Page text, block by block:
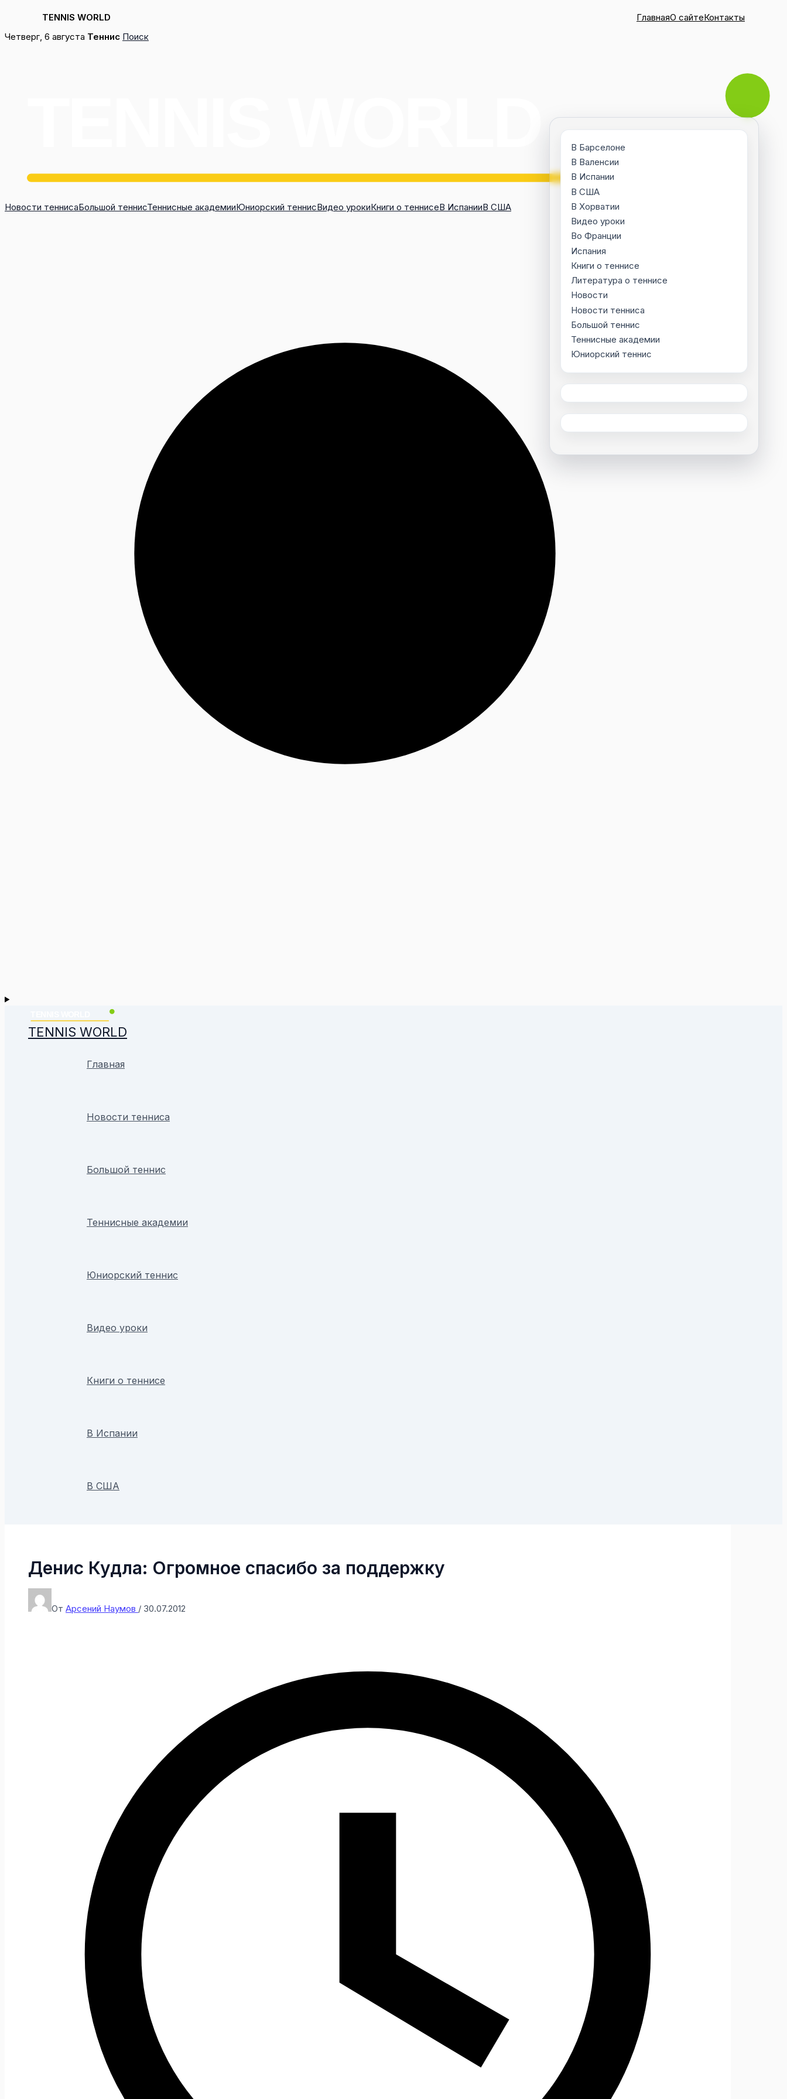
TENNIS WORLD ГлавнаяО сайтеКонтакты
Перейти
Четверг, 6 августа Теннис Поиск
Новости теннисаБольшой теннисТеннисные академииЮниорский теннисВидео урокиКниги о теннисеВ ИспанииВ США
TENNIS WORLD
Главная
Новости тенниса
Большой теннис
Теннисные академии
Юниорский теннис
Видео уроки
Книги о теннисе
В Испании
В США
Денис Кудла: Огромное спасибо за поддержку
От Арсений Наумов / 30.07.2012
В Барселоне
В Валенсии
В Испании
В США
В Хорватии
Видео уроки
Во Франции
Испания
Книги о теннисе
Литература о теннисе
Новости
Новости тенниса
Большой теннис
Теннисные академии
Юниорский теннис